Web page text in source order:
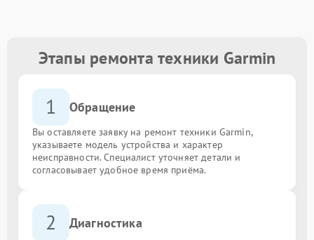
Этапы ремонта техники Garmin
1 Обращение
Вы оставляете заявку на ремонт техники Garmin,
указываете модель устройства и характер
неисправности. Специалист уточняет детали и
согласовывает удобное время приёма.
2 Диагностика